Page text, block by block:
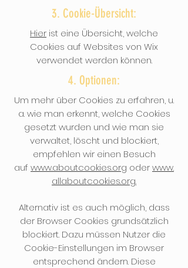
3. Cookie-Übersicht:
Hier ist eine Übersicht, welche
Cookies auf Websites von Wix
verwendet werden können.
4. Optionen:
Um mehr über Cookies zu erfahren, u.
a. wie man erkennt, welche Cookies
gesetzt wurden und wie man sie
verwaltet, löscht und blockiert,
empfehlen wir einen Besuch
auf www.aboutcookies.org oderwww.
allaboutcookies.org.
Alternativ ist es auch möglich, dass
der Browser Cookies grundsätzlich
blockiert. Dazu müssen Nutzer die
Cookie-Einstellungen im Browser
entsprechend ändern. Diese